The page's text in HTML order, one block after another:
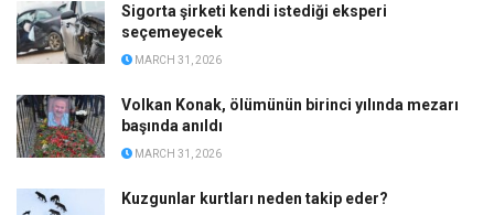
Sigorta şirketi kendi istediği eksperi
seçemeyecek
MARCH 31, 2026
Volkan Konak, ölümünün birinci yılında mezarı
başında anıldı
MARCH 31, 2026
Kuzgunlar kurtları neden takip eder?